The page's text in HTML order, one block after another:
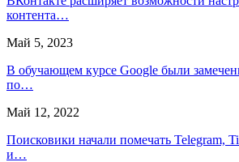
контента…
Май 5, 2023
В обучающем курсе Google были
по…
Май 12, 2022
Поисковики начали помечать Telegram,
и…